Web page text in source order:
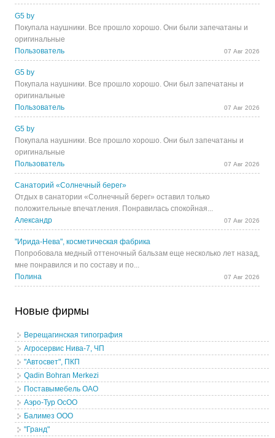
G5 by
Покупала наушники. Все прошло хорошо. Они были запечатаны и
оригинальные
Пользователь
07 Авг 2026
G5 by
Покупала наушники. Все прошло хорошо. Они был запечатаны и
оригинальные
Пользователь
07 Авг 2026
G5 by
Покупала наушники. Все прошло хорошо. Они был запечатаны и
оригинальные
Пользователь
07 Авг 2026
Санаторий «Солнечный берег»
Отдых в санатории «Солнечный берег» оставил только
положительные впечатления. Понравилась спокойная...
Александр
07 Авг 2026
"Ирида-Нева", косметическая фабрика
Попробовала медный оттеночный бальзам еще несколько лет назад,
мне понравился и по составу и по...
Полина
07 Авг 2026
Новые фирмы
Верещагинская типография
Агросервис Нива-7, ЧП
"Автосвет", ПКП
Qadin Bohran Merkezi
Поставымебель ОАО
Аэро-Тур ОсОО
Балимез ООО
"Гранд"